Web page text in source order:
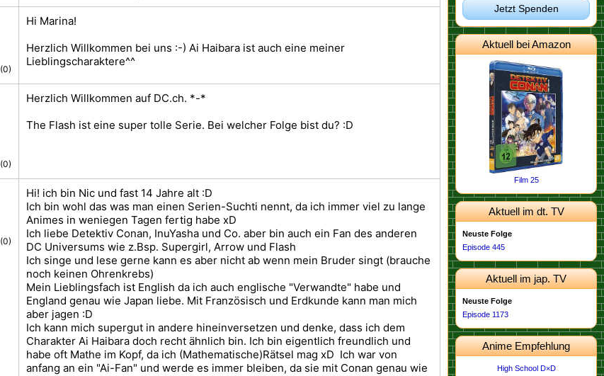
Jetzt Spenden
Aktuell bei Amazon
Film 25
Aktuell im dt. TV
Neuste Folge
Episode 445
Aktuell im jap. TV
Neuste Folge
Episode 1173
Anime Empfehlung
High School D×D
(0)
Hi Marina!
Herzlich Willkommen bei uns :-) Ai Haibara ist auch eine meiner
Lieblingscharaktere^^
(0)
Herzlich Willkommen auf DC.ch. *-*
The Flash ist eine super tolle Serie. Bei welcher Folge bist du? :D
(0)
Hi! ich bin Nic und fast 14 Jahre alt :D
Ich bin wohl das was man einen Serien-Suchti nennt, da ich immer viel zu lange
Animes in weniegen Tagen fertig habe xD
Ich liebe Detektiv Conan, InuYasha und Co. aber bin auch ein Fan des anderen
DC Universums wie z.Bsp. Supergirl, Arrow und Flash
Ich singe und lese gerne kann es aber nicht ab wenn mein Bruder singt (brauche
noch keinen Ohrenkrebs)
Mein Lieblingsfach ist English da ich auch englische "Verwandte" habe und
England genau wie Japan liebe. Mit Französisch und Erdkunde kann man mich
aber jagen :D
Ich kann mich supergut in andere hineinversetzen und denke, dass ich dem
Charakter Ai Haibara doch recht ähnlich bin. Ich bin eigentlich freundlich und
habe oft Mathe im Kopf, da ich (Mathematische)Rätsel mag xD Ich war von
anfang an ein "Ai-Fan" und werde es immer bleiben, da sie mit Conan genau wie